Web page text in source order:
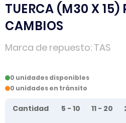
TUERCA (M30 X 15)
CAMBIOS
Marca de repuesto TAS
0 unidades disponibles
0 unidades en tránsito
Tier prices table
Cantidad 5 - 10 11 - 20